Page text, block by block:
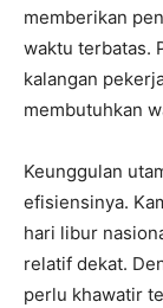
memberikan
waktu terbatas.
kalangan
membutuhkan
Keunggulan
efisiensinya.
hari libur
relatif dekat.
perlu khawatir